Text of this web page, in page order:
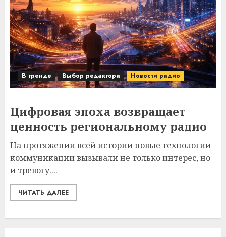
В тренде Выбор редактора Новости радио
Цифровая эпоха возвращает
ценность региональному радио
На протяжении всей истории новые технологии
коммуникации вызывали не только интерес, но
и тревогу....
ЧИТАТЬ ДАЛЕЕ